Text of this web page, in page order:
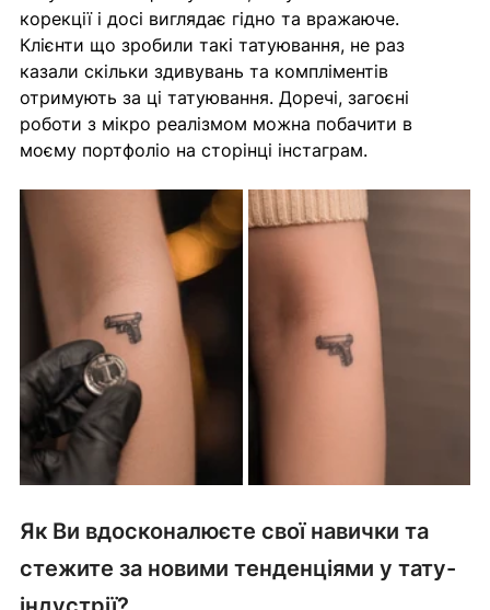
корекції і досі виглядає гідно та вражаюче.
Клієнти що зробили такі татуювання, не раз
казали скільки здивувань та компліментів
отримують за ці татуювання. Доречі, загоєні
роботи з мікро реалізмом можна побачити в
моєму портфоліо на сторінці інстаграм.
Як Ви вдосконалюєте свої навички та
стежите за новими тенденціями у тату-